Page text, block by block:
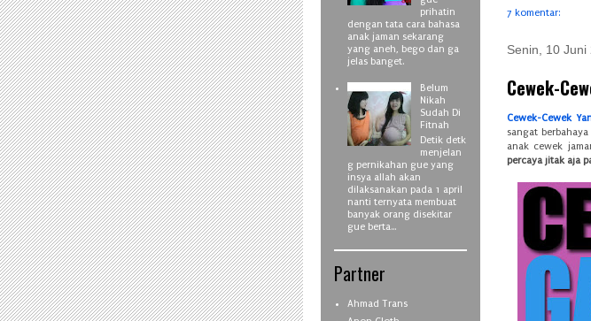
7 komentar:
Senin, 10 Juni
Cewek-
Cewek-Cewek
sangat
anak cewek
percaya jitak aja
prihatin
dengan tata cara bahasa
anak jaman sekarang
yang aneh, bego dan ga
jelas banget.
Belum
Nikah
Sudah Di
Fitnah
Detik detk
menjelan
g pernikahan gue yang
insya allah akan
dilaksanakan pada 1 april
nanti ternyata membuat
banyak orang disekitar
gue berta...
Partner
Ahmad Trans